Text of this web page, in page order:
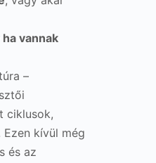
vannak
–
ciklusok,
kívül még
és az